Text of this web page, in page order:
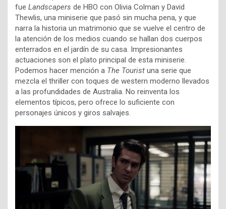
fue Landscapers de HBO con Olivia Colman y David
Thewlis, una miniserie que pasó sin mucha pena, y que
narra la historia un matrimonio que se vuelve el centro de
la atención de los medios cuando se hallan dos cuerpos
enterrados en el jardín de su casa. Impresionantes
actuaciones son el plato principal de esta miniserie.
Podemos hacer mención a The Tourist una serie que
mezcla el thriller con toques de western moderno llevados
a las profundidades de Australia. No reinventa los
elementos típicos, pero ofrece lo suficiente con
personajes únicos y giros salvajes.